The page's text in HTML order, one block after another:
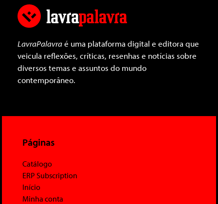
LavraPalavraé uma plataforma digital e editora que
veicula reflexões, críticas, resenhas e notícias sobre
diversos temas e assuntos do mundo
contemporâneo.
Páginas
Catálogo
ERP Subscription
Início
Minha conta